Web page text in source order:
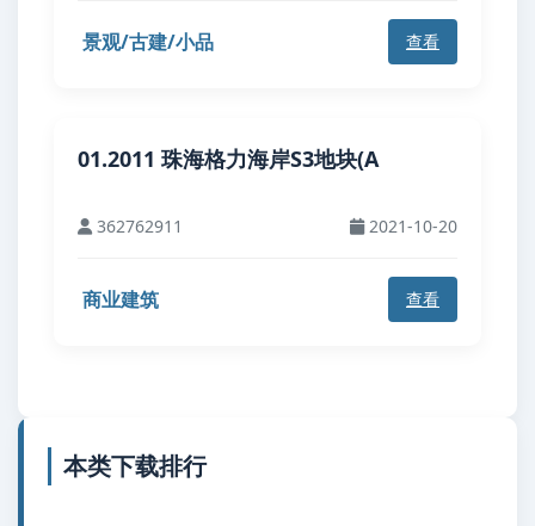
景观/古建/小品 查看
01.2011 珠海格力海岸S3地块(A
362762911 2021-10-20
商业建筑 查看
本类下载排行